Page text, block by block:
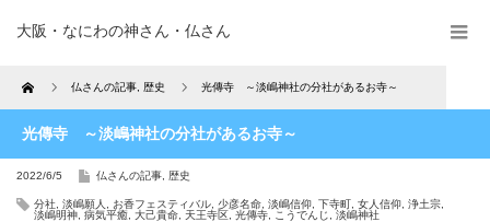
大阪・なにわの神さん・仏さん
Home 仏さんの記事 歴史 光傳寺 ～淡嶋神社の分社があるお寺～
光傳寺 ～淡嶋神社の分社があるお寺～
2022/6/5 仏さんの記事 歴史
分社 淡嶋願人 お香フェスティバル 少彦名命 淡嶋信仰 下寺町 女人信仰 浄土宗
淡嶋明神 病気平癒 大己貴命 天王寺区 光傳寺 こうでんじ 淡嶋神社